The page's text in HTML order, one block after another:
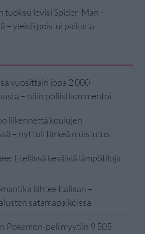
tuoksu levisi Spider-Man -
– yleisö poistui paikalta
vuosittain jopa 2 000
– näin poliisi kommentoi
liikennettä koulujen
– nyt tuli tärkeä muistutus
Etelässä kesäisiä lämpötiloja
lähtee Italiaan –
satamapaikoissa
Pokemon-peli myytiin 9 505